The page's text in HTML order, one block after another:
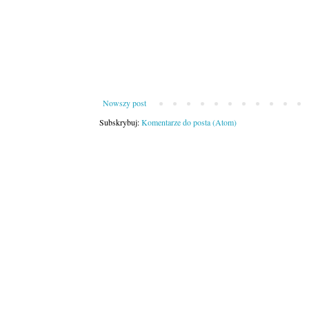
Nowszy post
Subskrybuj:Komentarze do posta (Atom)